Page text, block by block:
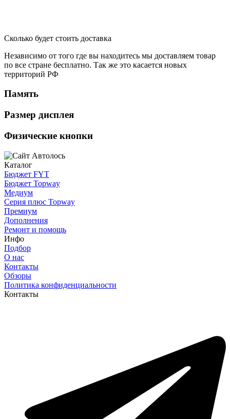
Сколько будет стоить доставка
Независимо от того где вы находитесь мы доставляем товар
по все стране бесплатно. Так же это касается новых
территорий РФ
Память
Размер дисплея
Физические кнопки
Каталог
Бюджет FYT
Бюджет Topway
Медиум
Серия плюс Topway
Премиум
Дополнения
Ремонт и помощь
Инфо
Подбор
О нас
Контакты
Обзоры
Политика конфиденциальности
Контакты